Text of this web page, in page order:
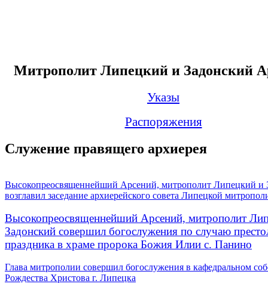
Митрополит Липецкий и Задонский
Указы
Распоряжения
Служение правящего архиерея
Высокопреосвященнейший Арсений, митрополит Липецкий и
возглавил заседание архиерейского совета Липецкой
Высокопреосвященнейший Арсений, митрополит
Задонский совершил богослужения по случаю
праздника в храме пророка Божия Илии с. Панино
Глава митрополии совершил богослужения в кафедральном
Рождества Христова г. Липецка